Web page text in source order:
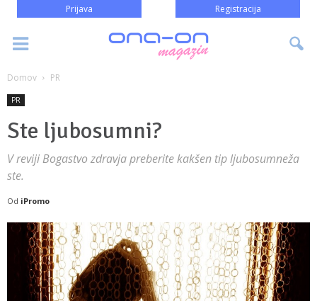
Prijava Registracija
Domov PR
PR
Ste ljubosumni?
V reviji Bogastvo zdravja preberite kakšen tip ljubosumneža
ste.
Od iPromo